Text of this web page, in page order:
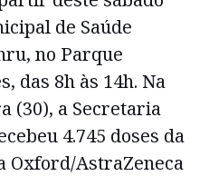
de Saúde
no Parque
das 8h às 14h. Na
(30), a Secretaria
4.745 doses da
Oxford/AstraZeneca